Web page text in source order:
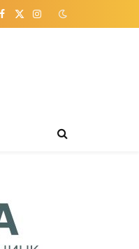
Facebook
X
Instagram